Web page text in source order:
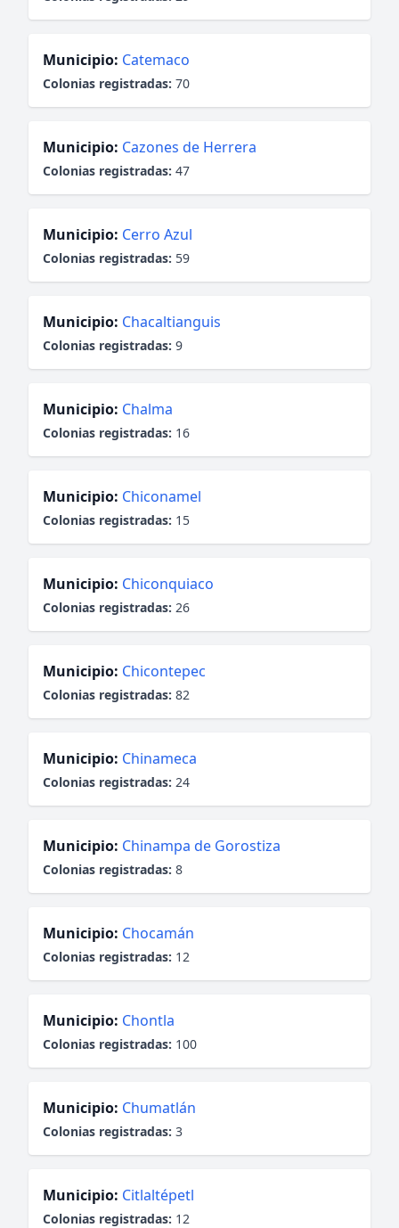
Municipio: Catemaco
Colonias registradas: 70
Municipio: Cazones de Herrera
Colonias registradas: 47
Municipio: Cerro Azul
Colonias registradas: 59
Municipio: Chacaltianguis
Colonias registradas: 9
Municipio: Chalma
Colonias registradas: 16
Municipio: Chiconamel
Colonias registradas: 15
Municipio: Chiconquiaco
Colonias registradas: 26
Municipio: Chicontepec
Colonias registradas: 82
Municipio: Chinameca
Colonias registradas: 24
Municipio: Chinampa de Gorostiza
Colonias registradas: 8
Municipio: Chocamán
Colonias registradas: 12
Municipio: Chontla
Colonias registradas: 100
Municipio: Chumatlán
Colonias registradas: 3
Municipio: Citlaltépetl
Colonias registradas: 12